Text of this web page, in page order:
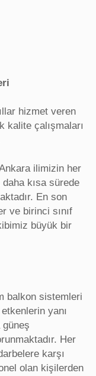
hizmet veren
kalite çalışmaları
ilimizin her
kısa sürede
En son
ve birinci sınıf
büyük bir
balkon sistemleri
yanı
Her
karşı
olan kişilerden